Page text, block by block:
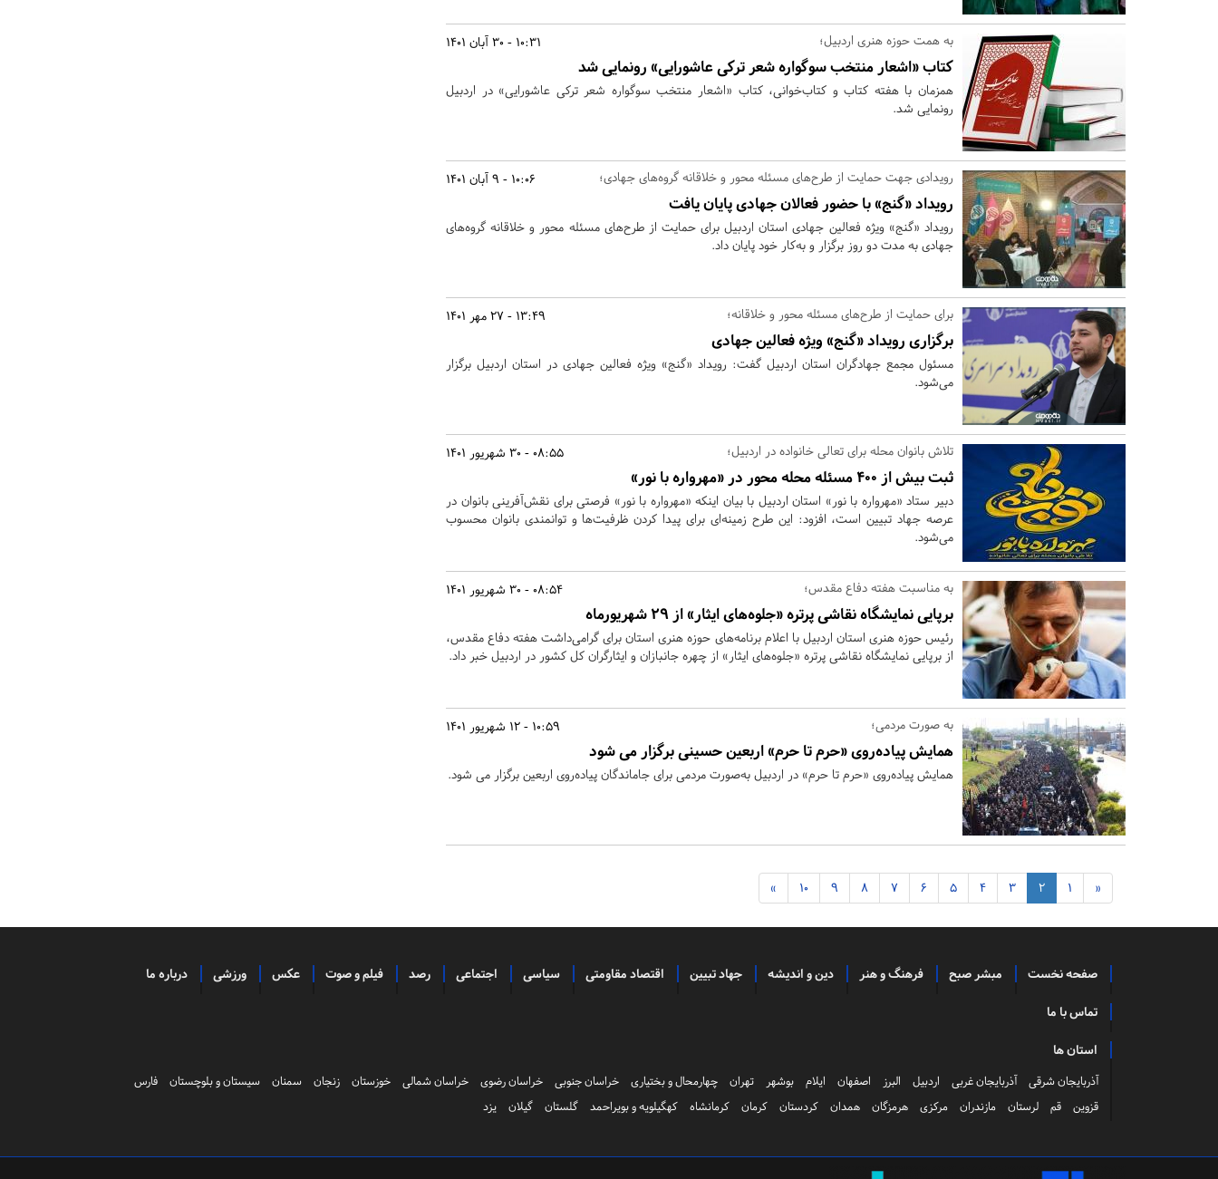
10:31 - 30 آبان 1401 به همت حوزه هنری اردبیل؛
کتاب «اشعار منتخب سوگواره شعر ترکی عاشورایی» رونمایی شد
همزمان با هفته کتاب و کتاب‌خوانی، کتاب «اشعار منتخب سوگواره شعر ترکی عاشورایی» در اردبیل
رونمایی شد.
10:06 - 9 آبان 1401 رویدادی جهت حمایت از طرح‌های مسئله محور و خلاقانه گروه‌های جهادی؛
رویداد «گنج» با حضور فعالان جهادی پایان یافت
رویداد «گنج» ویژه فعالین جهادی استان اردبیل برای حمایت از طرح‌های مسئله محور و خلاقانه گروه‌های
جهادی به مدت دو روز برگزار و به‌کار خود پایان داد.
13:49 - 27 مهر 1401 برای حمایت از طرح‌های مسئله محور و خلاقانه؛
برگزاری رویداد «گنج» ویژه فعالین جهادی
مسئول مجمع جهادگران استان اردبیل گفت: رویداد «گنج» ویژه فعالین جهادی در استان اردبیل برگزار
می‌شود.
08:55 - 30 شهریور 1401 تلاش بانوان محله برای تعالی خانواده در اردبیل؛
ثبت بیش از 400 مسئله محله محور در «مهرواره با نور»
دبیر ستاد «مهرواره با نور» استان اردبیل با بیان اینکه «مهرواره با نور» فرصتی برای نقش‌آفرینی بانوان در
عرصه جهاد تبیین است، افزود: این طرح زمینه‌ای برای پیدا کردن ظرفیت‌ها و توانمندی بانوان محسوب
می‌شود.
08:54 - 30 شهریور 1401 به مناسبت هفته دفاع مقدس؛
برپایی نمایشگاه نقاشی پرتره «جلوه‌های ایثار» از 29 شهریورماه
رئیس حوزه هنری استان اردبیل با اعلام برنامه‌های حوزه هنری استان برای گرامی‌داشت هفته دفاع مقدس،
از برپایی نمایشگاه نقاشی پرتره «جلوه‌های ایثار» از چهره جانبازان و ایثارگران کل کشور در اردبیل خبر داد.
10:59 - 12 شهریور 1401 به صورت مردمی؛
همایش پیاده‌روی «حرم تا حرم» اربعین حسینی برگزار می شود
همایش پیاده‌روی «حرم تا حرم» در اردبیل به‌صورت مردمی برای جاماندگان پیاده‌روی اربعین برگزار می شود.
«
1
2
3
4
5
6
7
8
9
10
»
صفحه نخست مبشر صبح فرهنگ و هنر دین و اندیشه جهاد تبیین اقتصاد مقاومتی سیاسی اجتماعی رصد فیلم و صوت عکس ورزشی درباره ما
تماس با ما
استان ها
آذربایجان شرقی آذربایجان غربی اردبیل البرز اصفهان ایلام بوشهر تهران چهارمحال و بختیاری خراسان جنوبی خراسان رضوی خراسان شمالی خوزستان زنجان سمنان سیستان و بلوچستان
فارس
قزوین
قم لرستان مازندران مرکزی هرمزگان همدان کردستان کرمان کرمانشاه کهگیلویه و بویراحمد گلستان گیلان یزد